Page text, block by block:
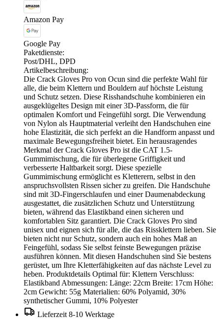
Amazon Pay
Google Pay
Paketdienste:
Post/DHL, DPD
Artikelbeschreibung:
Die Crack Gloves Pro von Ocun sind die perfekte Wahl für
alle, die beim Klettern und Bouldern auf höchste Leistung
und Schutz setzen. Diese Risshandschuhe kombinieren ein
ausgeklügeltes Design mit einer 3D-Passform, die für
optimalen Komfort und Feingefühl sorgt. Die Verwendung
von Nylon als Hauptmaterial verleiht den Handschuhen eine
hohe Elastizität, die sich perfekt an die Handform anpasst und
maximale Bewegungsfreiheit bietet. Ein herausragendes
Merkmal der Crack Gloves Pro ist die CAT 1.5-
Gummimischung, die für überlegene Griffigkeit und
verbesserte Haltbarkeit sorgt. Diese spezielle
Gummimischung ermöglicht es Kletterern, selbst in den
anspruchsvollsten Rissen sicher zu greifen. Die Handschuhe
sind mit 3D-Fingerschlaufen und einer Daumenabdeckung
ausgestattet, die zusätzlichen Schutz und Unterstützung
bieten, während das Elastikband einen sicheren und
komfortablen Sitz garantiert. Die Crack Gloves Pro sind
unisex und eignen sich für alle, die das Rissklettern lieben. Sie
bieten nicht nur Schutz, sondern auch ein hohes Maß an
Feingefühl, sodass Sie selbst feinste Bewegungen präzise
ausführen können. Mit diesen Handschuhen sind Sie bestens
gerüstet, um Ihre Kletterfähigkeiten auf das nächste Level zu
heben. Produktdetails Optimal für: Klettern Verschluss:
Elastikband Abmessungen: Länge: 22cm Breite: 17cm Höhe:
2cm Gewicht: 55g Materialien: 60% Polyamid, 30%
synthetischer Gummi, 10% Polyester
Lieferzeit 8-10 Werktage